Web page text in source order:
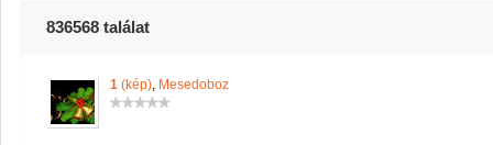
836568 találat
1 (kép), Mesedoboz